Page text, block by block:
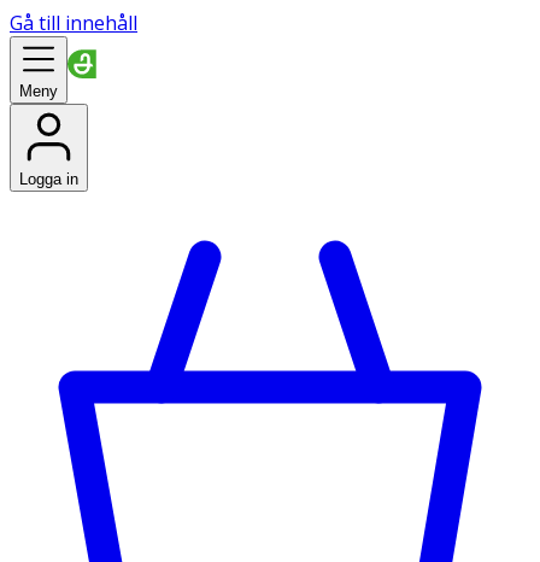
Gå till innehåll
Meny
Logga in